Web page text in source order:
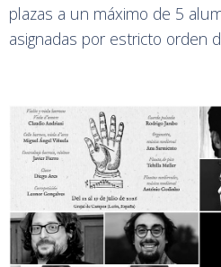
plazas a un máximo de 5
asignadas por estricto orden